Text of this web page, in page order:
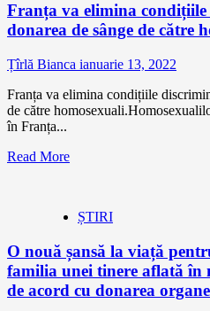
Franța va elimina
donarea de sânge de către
Țîrlă Bianca ianuarie 13, 2022
Franța va elimina condițiile
de către
în Franța...
Read More
ȘTIRI
O nouă șansă la viață
familia unei tinere aflată în
de acord cu donarea